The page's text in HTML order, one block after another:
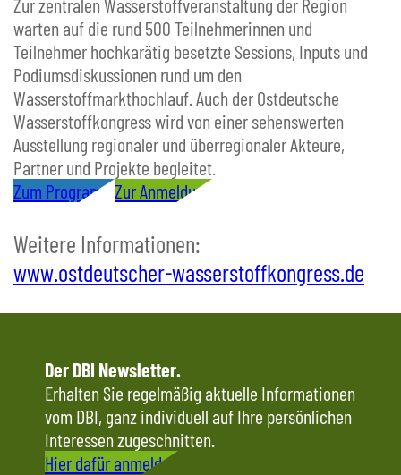
warten auf die rund 500 Teilnehmerinnen und
Teilnehmer hochkarätig besetzte Sessions, Inputs und
Podiumsdiskussionen rund um den
Wasserstoffmarkthochlauf. Auch der Ostdeutsche
Wasserstoffkongress wird von einer sehenswerten
Ausstellung regionaler und überregionaler Akteure,
Partner und Projekte begleitet.
Zum ProgrammZur Anmeldung
Weitere Informationen:
www.ostdeutscher-wasserstoffkongress.de
Der DBI Newsletter.
Erhalten Sie regelmäßig aktuelle Informationen
vom DBI, ganz individuell auf Ihre persönlichen
Interessen zugeschnitten.
Hier dafür anmelden